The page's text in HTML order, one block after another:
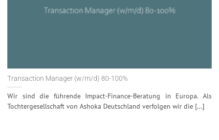
Transaction Manager (w/m/d) 80-100%
Wir sind die führende Impact-Finance-Beratung in Europa. Als
Tochtergesellschaft von Ashoka Deutschland verfolgen wir die [...]